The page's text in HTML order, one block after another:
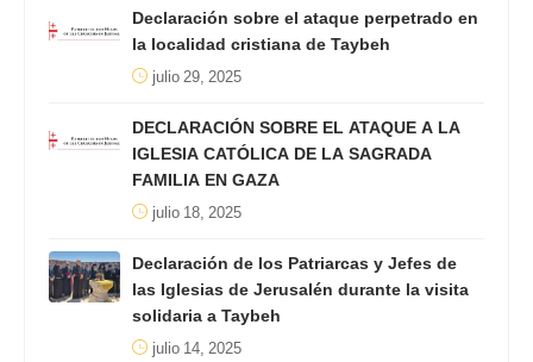
Declaración sobre el ataque perpetrado en
la localidad cristiana de Taybeh
julio 29, 2025
DECLARACIÓN SOBRE EL ATAQUE A LA
IGLESIA CATÓLICA DE LA SAGRADA
FAMILIA EN GAZA
julio 18, 2025
Declaración de los Patriarcas y Jefes de
las Iglesias de Jerusalén durante la visita
solidaria a Taybeh
julio 14, 2025